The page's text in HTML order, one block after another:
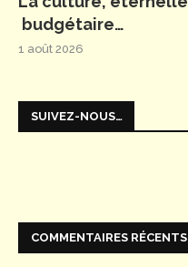
budgétaire…
1 août 2026
SUIVEZ-NOUS…
COMMENTAIRES RÉCENTS